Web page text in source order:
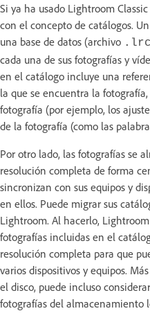
Si ya ha usado Lightroom
con el concepto de catálogos.
una base de datos (archivo
cada una de sus fotografías y
en el catálogo incluye una
la que se encuentra la
fotografía (por ejemplo, los
de la fotografía (como las
Por otro lado, las fotografías se
resolución completa de forma
sincronizan con sus equipos y
en ellos. Puede migrar sus
Lightroom. Al hacerlo,
fotografías incluidas en el
resolución completa para que
varios dispositivos y equipos.
el disco, puede incluso
fotografías del almacenamiento